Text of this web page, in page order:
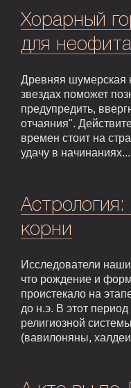
Хорарный
для неофита
Древняя шумерская
звездах поможет
предупредить,
отчаяния".
времен стоит на
удачу в начинаниях...
корни
Исследователи
что рождение и
проистекало на
до н.э. В этот
религиозной
(вавилоняны,